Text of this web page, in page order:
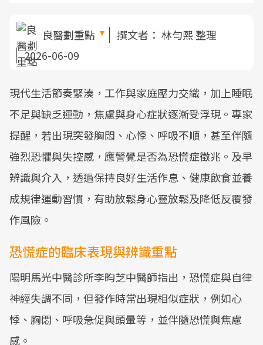
良醫劃重點 撰文者： 林勻熙 整理
2026-06-09
現代生活節奏緊湊，工作與家庭壓力交織，加上睡眠
不足與缺乏運動，焦慮與身心症狀逐漸受浮現。專家
提醒，若出現突發胸悶、心悸、呼吸不順，甚至伴隨
強烈恐懼與失控感，應警覺是否為恐慌症徵兆。及早
辨識與介入，透過保持良好生活作息、健康飲食並養
成規律運動習慣，有助放鬆身心靈放鬆及降低反覆發
作風險。
恐慌症的臨床表現與辨識重點
陽明馬光中醫診所李昀芝中醫師指出，恐慌症與自律
神經失調不同，但發作時常出現相似症狀，例如心
悸、胸悶、呼吸急促與頭暈等，並伴隨恐慌與焦慮
感。